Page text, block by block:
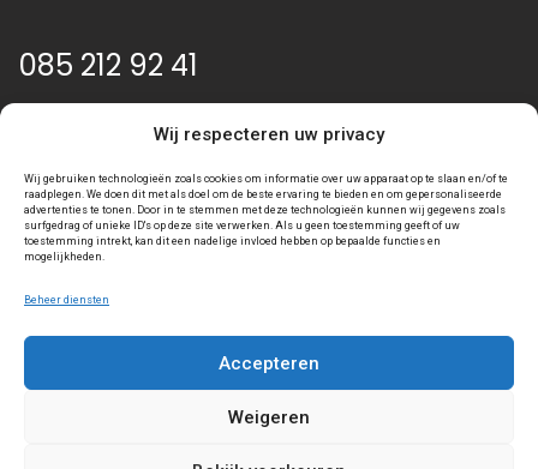
Wij respecteren uw privacy
Wij gebruiken technologieën zoals cookies om informatie over uw apparaat op te slaan en/of te
raadplegen. We doen dit met als doel om de beste ervaring te bieden en om gepersonaliseerde
advertenties te tonen. Door in te stemmen met deze technologieën kunnen wij gegevens zoals
surfgedrag of unieke ID's op deze site verwerken. Als u geen toestemming geeft of uw
toestemming intrekt, kan dit een nadelige invloed hebben op bepaalde functies en
mogelijkheden.
Beheer diensten
Accepteren
Weigeren
085 212 92 41
info@event-gear.nl
Algemene voorwaarden
Privacy statement
Toegankelijkheidsverklaring